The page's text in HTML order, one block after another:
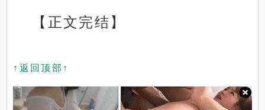
【正文完结】
↑返回顶部↑